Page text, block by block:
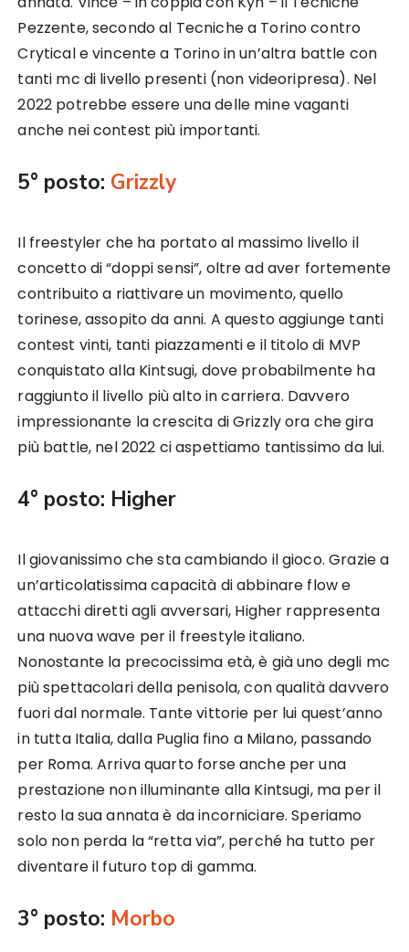
Pezzente, secondo al Tecniche a Torino contro
Crytical e vincente a Torino in un’altra battle con
tanti mc di livello presenti (non videoripresa). Nel
2022 potrebbe essere una delle mine vaganti
anche nei contest più importanti.
5° posto: Grizzly
Il freestyler che ha portato al massimo livello il
concetto di “doppi sensi”, oltre ad aver fortemente
contribuito a riattivare un movimento, quello
torinese, assopito da anni. A questo aggiunge tanti
contest vinti, tanti piazzamenti e il titolo di MVP
conquistato alla Kintsugi, dove probabilmente ha
raggiunto il livello più alto in carriera. Davvero
impressionante la crescita di Grizzly ora che gira
più battle, nel 2022 ci aspettiamo tantissimo da lui.
4° posto: Higher
Il giovanissimo che sta cambiando il gioco. Grazie a
un’articolatissima capacità di abbinare flow e
attacchi diretti agli avversari, Higher rappresenta
una nuova wave per il freestyle italiano.
Nonostante la precocissima età, è già uno degli mc
più spettacolari della penisola, con qualità davvero
fuori dal normale. Tante vittorie per lui quest’anno
in tutta Italia, dalla Puglia fino a Milano, passando
per Roma. Arriva quarto forse anche per una
prestazione non illuminante alla Kintsugi, ma per il
resto la sua annata è da incorniciare. Speriamo
solo non perda la “retta via”, perché ha tutto per
diventare il futuro top di gamma.
3° posto: Morbo